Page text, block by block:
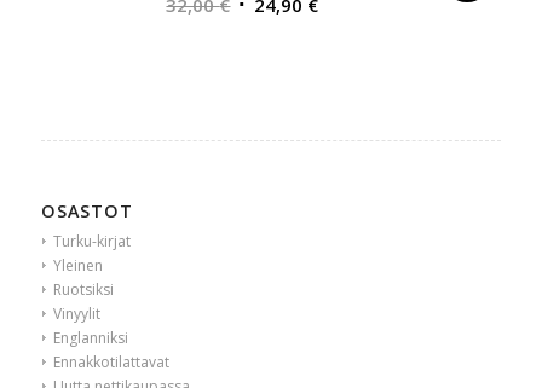
32,00€ 24,90 €
OSASTOT
Turku-kirjat
Yleinen
Ruotsiksi
Vinyylit
Englanniksi
Ennakkotilattavat